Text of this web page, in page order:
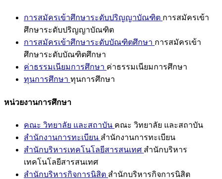
การสมัครเข้าศึกษาระดับปริญญาบัณฑิต การสมัครเข้า
ศึกษาระดับปริญญาบัณฑิต
การสมัครเข้าศึกษาระดับบัณฑิตศึกษา การสมัครเข้า
ศึกษาระดับบัณฑิตศึกษา
ค่าธรรมเนียมการศึกษา ค่าธรรมเนียมการศึกษา
ทุนการศึกษา ทุนการศึกษา
หน่วยงานการศึกษา
คณะ วิทยาลัย และสถาบัน คณะ วิทยาลัย และสถาบัน
สำนักงานการทะเบียน สำนักงานการทะเบียน
สำนักบริหารเทคโนโลยีสารสนเทศ สำนักบริหาร
เทคโนโลยีสารสนเทศ
สำนักบริหารกิจการนิสิต สำนักบริหารกิจการนิสิต